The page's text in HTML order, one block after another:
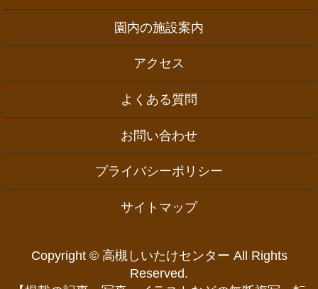
園内の施設案内
アクセス
よくある質問
お問い合わせ
プライバシーポリシー
サイトマップ
Copyright © 高槻しいたけセンター All Rights
Reserved.